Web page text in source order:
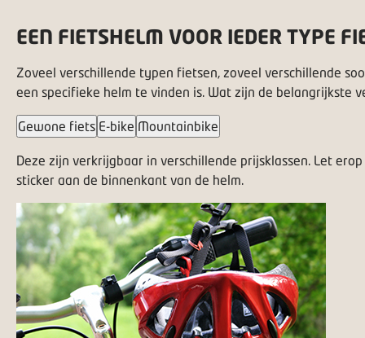
EEN FIETSHELM VOOR IEDER TYPE
Zoveel verschillende typen fietsen, zoveel verschillende
een specifieke helm te vinden is. Wat zijn de belangrijkste
Gewone fiets E-bike Mountainbike
Deze zijn verkrijgbaar in verschillende prijsklassen. Let
sticker aan de binnenkant van de helm.